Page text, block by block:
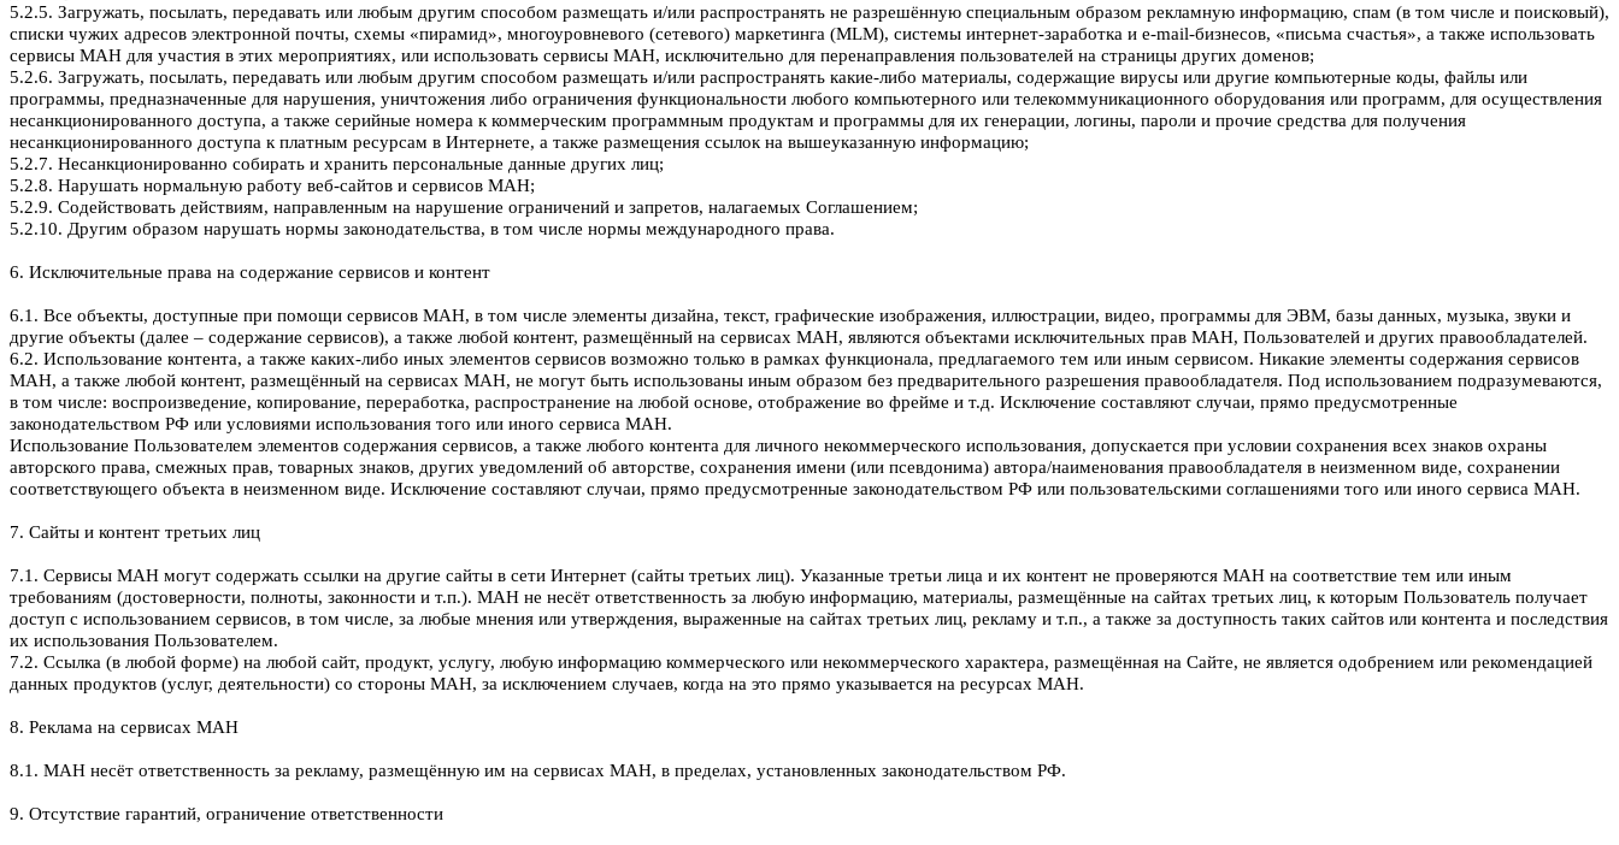
5.2.5. Загружать, посылать, передавать или любым другим способом размещать и/или распространять не разрешённую специальным образом рекламную информацию, спам (в том числе и поисковый),
списки чужих адресов электронной почты, схемы «пирамид», многоуровневого (сетевого) маркетинга (MLM), системы интернет-заработка и e-mail-бизнесов, «письма счастья», а также использовать
сервисы МАН для участия в этих мероприятиях, или использовать сервисы МАН, исключительно для перенаправления пользователей на страницы других доменов;
5.2.6. Загружать, посылать, передавать или любым другим способом размещать и/или распространять какие-либо материалы, содержащие вирусы или другие компьютерные коды, файлы или
программы, предназначенные для нарушения, уничтожения либо ограничения функциональности любого компьютерного или телекоммуникационного оборудования или программ, для осуществления
несанкционированного доступа, а также серийные номера к коммерческим программным продуктам и программы для их генерации, логины, пароли и прочие средства для получения
несанкционированного доступа к платным ресурсам в Интернете, а также размещения ссылок на вышеуказанную информацию;
5.2.7. Несанкционированно собирать и хранить персональные данные других лиц;
5.2.8. Нарушать нормальную работу веб-сайтов и сервисов МАН;
5.2.9. Содействовать действиям, направленным на нарушение ограничений и запретов, налагаемых Соглашением;
5.2.10. Другим образом нарушать нормы законодательства, в том числе нормы международного права.
6. Исключительные права на содержание сервисов и контент
6.1. Все объекты, доступные при помощи сервисов МАН, в том числе элементы дизайна, текст, графические изображения, иллюстрации, видео, программы для ЭВМ, базы данных, музыка, звуки и
другие объекты (далее – содержание сервисов), а также любой контент, размещённый на сервисах МАН, являются объектами исключительных прав МАН, Пользователей и других правообладателей.
6.2. Использование контента, а также каких-либо иных элементов сервисов возможно только в рамках функционала, предлагаемого тем или иным сервисом. Никакие элементы содержания сервисов
МАН, а также любой контент, размещённый на сервисах МАН, не могут быть использованы иным образом без предварительного разрешения правообладателя. Под использованием подразумеваются,
в том числе: воспроизведение, копирование, переработка, распространение на любой основе, отображение во фрейме и т.д. Исключение составляют случаи, прямо предусмотренные
законодательством РФ или условиями использования того или иного сервиса МАН.
Использование Пользователем элементов содержания сервисов, а также любого контента для личного некоммерческого использования, допускается при условии сохранения всех знаков охраны
авторского права, смежных прав, товарных знаков, других уведомлений об авторстве, сохранения имени (или псевдонима) автора/наименования правообладателя в неизменном виде, сохранении
соответствующего объекта в неизменном виде. Исключение составляют случаи, прямо предусмотренные законодательством РФ или пользовательскими соглашениями того или иного сервиса МАН.
7. Сайты и контент третьих лиц
7.1. Сервисы МАН могут содержать ссылки на другие сайты в сети Интернет (сайты третьих лиц). Указанные третьи лица и их контент не проверяются МАН на соответствие тем или иным
требованиям (достоверности, полноты, законности и т.п.). МАН не несёт ответственность за любую информацию, материалы, размещённые на сайтах третьих лиц, к которым Пользователь получает
доступ с использованием сервисов, в том числе, за любые мнения или утверждения, выраженные на сайтах третьих лиц, рекламу и т.п., а также за доступность таких сайтов или контента и последствия
их использования Пользователем.
7.2. Ссылка (в любой форме) на любой сайт, продукт, услугу, любую информацию коммерческого или некоммерческого характера, размещённая на Сайте, не является одобрением или рекомендацией
данных продуктов (услуг, деятельности) со стороны МАН, за исключением случаев, когда на это прямо указывается на ресурсах МАН.
8. Реклама на сервисах МАН
8.1. МАН несёт ответственность за рекламу, размещённую им на сервисах МАН, в пределах, установленных законодательством РФ.
9. Отсутствие гарантий, ограничение ответственности